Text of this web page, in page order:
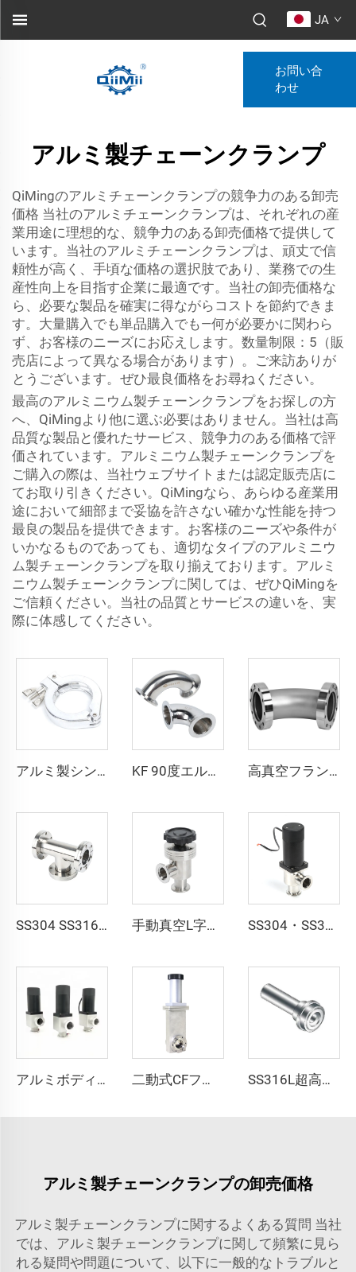
JA
お問い合
わせ
アルミ製チェーンクランプ
QiMingのアルミチェーンクランプの競争力のある卸売
価格 当社のアルミチェーンクランプは、それぞれの産
業用途に理想的な、競争力のある卸売価格で提供して
います。当社のアルミチェーンクランプは、頑丈で信
頼性が高く、手頃な価格の選択肢であり、業務での生
産性向上を目指す企業に最適です。当社の卸売価格な
ら、必要な製品を確実に得ながらコストを節約できま
す。大量購入でも単品購入でも—何が必要かに関わら
ず、お客様のニーズにお応えします。数量制限：5（販
売店によって異なる場合があります）。ご来訪ありが
とうございます。ぜひ最良価格をお尋ねください。
最高のアルミニウム製チェーンクランプをお探しの方
へ、QiMingより他に選ぶ必要はありません。当社は高
品質な製品と優れたサービス、競争力のある価格で評
価されています。アルミニウム製チェーンクランプを
ご購入の際は、当社ウェブサイトまたは認定販売店に
てお取り引きください。QiMingなら、あらゆる産業用
途において細部まで妥協を許さない確かな性能を持つ
最良の製品を提供できます。お客様のニーズや条件が
いかなるものであっても、適切なタイプのアルミニウ
ム製チェーンクランプを取り揃えております。アルミ
ニウム製チェーンクランプに関しては、ぜひQiMingを
ご信頼ください。当社の品質とサービスの違いを、実
際に体感してください。
アルミ製シングルピンクランプ KF/NW 真空ラニヤードパイプフィッティング KF16-KF50 フランジ NW16-NW50 真空シングルピンクランプ 半導体用 KF 90度エルボ NW25/NW40 真空継手 コネクタ ステンレス鋼 KF16/KF25/KF40/KF50 エルボ SS304 SS316L 90°エルボ 高真空フランジ ステンレス鋼製 SS304 SS316L CF 90度エルボ 回転式ベンド CF16-CF100 フランジ 通孔 3/4"-4" パイプ継手
SS304 SS316L ステンレス鋼 CF 三方等径チー 回転式 CF16-CF100 高真空 サイズ穴 3/4"-4" 高品質 回転式／固定式 フランジ継手 3方向チー 手動真空L字型角型バルブ KF16/KF25/KF40/KF50 密閉式フラッパー SS304/SS316L クランプ式フラッパー 多種高品質 NW16-NW50 角型バルブ継手 SS304・SS316L製電磁式角型バルブ、NW16-50、真空対応ステンレススチールボディ、KF16/25/40/50継手、90度L字型電動ガスバルブ
アルミボディ電磁式角型バルブ、90度L字型高真空対応、KF16/KF25/KF40/KF50、NW25/NW40継手角型バルブ 二動式CFフランジ付き小型UHVエアーゲートバルブ、SS304製ステンレススチール、CF35/CF50、スムーズ動作 SS316L超高純度ショートグランドVCR継手ステンレス鋼QCR継手BA/EPシール
アルミ製チェーンクランプの卸売価格
アルミ製チェーンクランプに関するよくある質問 当社
では、アルミ製チェーンクランプに関して頻繁に見ら
れる疑問や問題について、以下に一般的なトラブルと